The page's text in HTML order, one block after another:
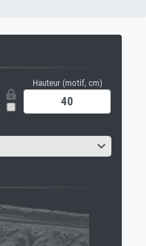
Hauteur (motif, cm)